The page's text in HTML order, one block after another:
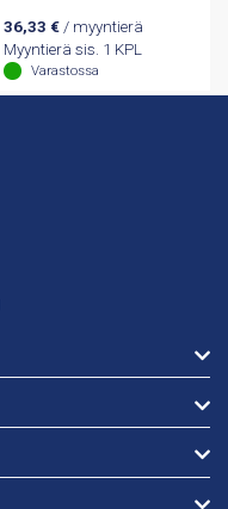
36,33 € / myyntierä
Myyntierä sis. 1 KPL
Varastossa